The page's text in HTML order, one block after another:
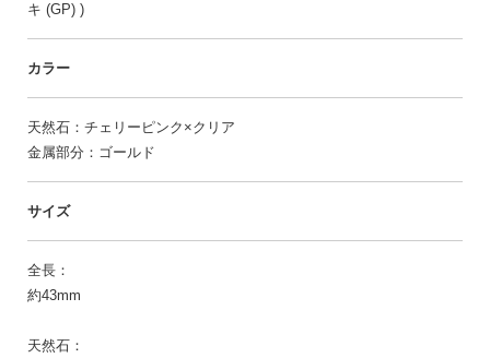
キ (GP) )
カラー
天然石：チェリーピンク×クリア
金属部分：ゴールド
サイズ
全長：
約43mm
天然石：